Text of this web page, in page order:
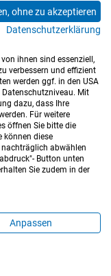
Mitarbeiter*innen
ohne zu akzeptieren
Datenschutzerklärung
ihnen sind essenziell,
verbessern und effizient
werden ggf. in den USA
Datenschutzniveau. Mit
dazu, dass Ihre
Für weitere
öffnen Sie bitte die
können diese
abwählen
Button unten
Sie zudem in der
Anpassen